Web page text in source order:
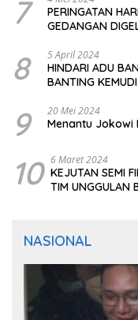
7
PERINGATAN
GEDANGAN
8 5 April 2024
HINDARI ADU
BANTING
9 20 Mei 2024
Menantu Jokowi
10 6 Maret 2024
KEJUTAN SEMI
TIM UNGGULAN
NASIONAL